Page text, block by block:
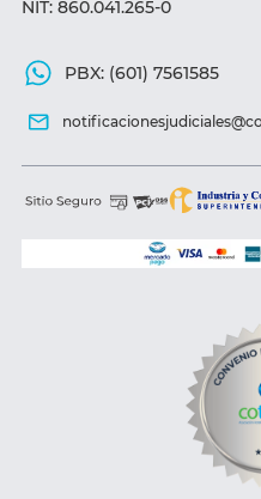
NIT: 860.041.265-0
PBX: (601) 7561585